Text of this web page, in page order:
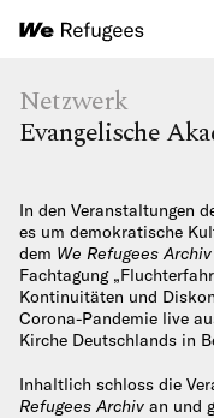
Netzwerk
Evangelische
In den Veranstaltungen
es um demokratische
dem We Refugees Archiv
Fachtagung
Kontinuitäten und
Corona-Pandemie live
Kirche Deutschlands in
Inhaltlich schloss die
Refugees Archiv an und